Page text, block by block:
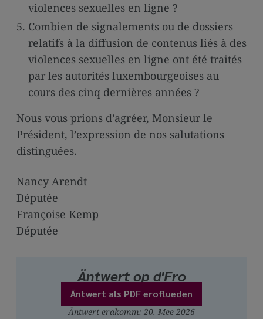
violences sexuelles en ligne ?
Combien de signalements ou de dossiers
relatifs à la diffusion de contenus liés à des
violences sexuelles en ligne ont été traités
par les autorités luxembourgeoises au
cours des cinq dernières années ?
Nous vous prions d’agréer, Monsieur le
Président, l’expression de nos salutations
distinguées.
Nancy Arendt
Députée
Françoise Kemp
Députée
Äntwert op d'Fro
Äntwert als PDF eroflueden
Äntwert erakomm: 20. Mee 2026